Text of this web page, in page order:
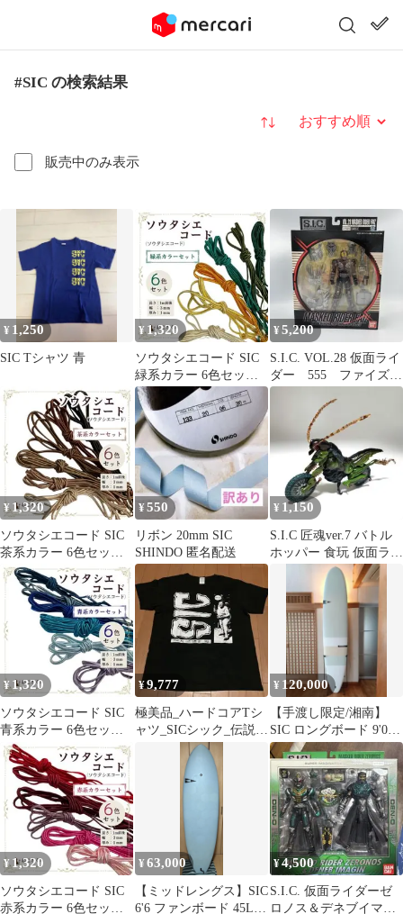
#SIC の検索結果
販売中のみ表示
並び替え
¥ 1,250
SIC Tシャツ 青
¥ 1,320
ソウタシエコード SIC
緑系カラー 6色セット
約1m×6本 日本製 3mm
¥5,200
S.I.C. VOL.28 仮面ライ
ダー 555 ファイズ
【未開封】
¥ 1,320
ソウタシエコード SIC
茶系カラー 6色セット
約1m×6本 日本製 3mm
¥550
リボン 20mm SIC
SHINDO 匿名配送
¥ 1,150
S.I.C 匠魂ver.7 バトル
ホッパー 食玩 仮面ライ
¥ 1,320
ソウタシエコード SIC
青系カラー 6色セット
約1m×6本 日本製 3mm
¥9,777
極美品_ハードコアTシ
ャツ_SICシック_伝説
EPジャケ_黒_Mサイズ
¥ 120,000
【手渡し限定/湘南】
SIC ロングボード 9'0
(66L)★新品ギアフルセ
ット
¥ 1,320
ソウタシエコード SIC
赤系カラー 6色セット
¥63,000
【ミッドレングス】SIC
6'6 ファンボード 45L
¥4,500
S.I.C. 仮面ライダーゼ
ロノス＆デネブイマジ